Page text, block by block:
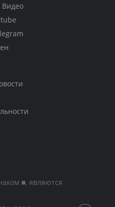
Видео
■, являются